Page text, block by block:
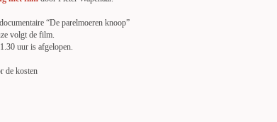
“De parelmoeren knoop”
volgt de film.
uur is afgelopen.
de kosten